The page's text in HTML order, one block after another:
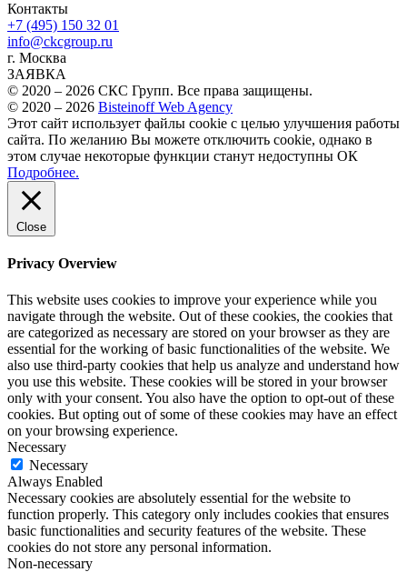
Контакты
+7 (495) 150 32 01
info@ckcgroup.ru
г. Москва
ЗАЯВКА
© 2020 – 2026 СКС Групп. Все права защищены.
© 2020 – 2026 Bisteinoff Web Agency
Этот сайт использует файлы cookie с целью улучшения работы
сайта. По желанию Вы можете отключить cookie, однако в
этом случае некоторые функции станут недоступны ОК
Подробнее.
Close
Privacy Overview
This website uses cookies to improve your experience while you
navigate through the website. Out of these cookies, the cookies that
are categorized as necessary are stored on your browser as they are
essential for the working of basic functionalities of the website. We
also use third-party cookies that help us analyze and understand how
you use this website. These cookies will be stored in your browser
only with your consent. You also have the option to opt-out of these
cookies. But opting out of some of these cookies may have an effect
on your browsing experience.
Necessary
Necessary
Always Enabled
Necessary cookies are absolutely essential for the website to
function properly. This category only includes cookies that ensures
basic functionalities and security features of the website. These
cookies do not store any personal information.
Non-necessary